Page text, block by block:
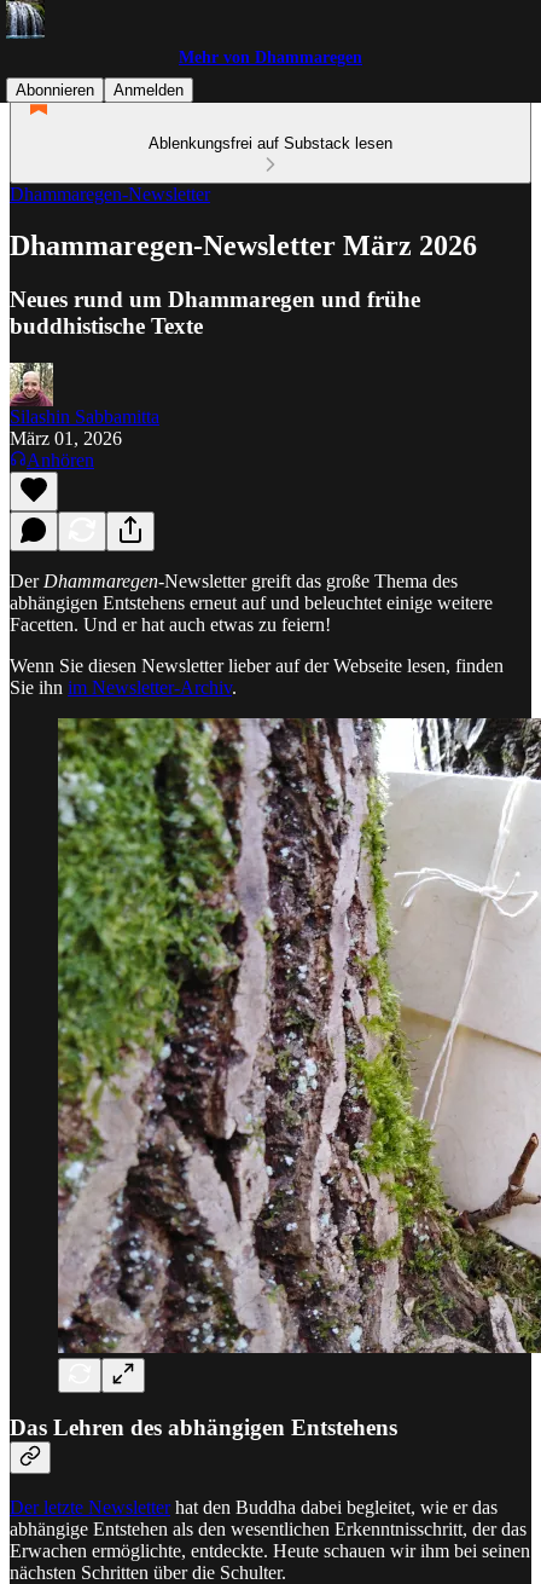
Mehr von Dhammaregen
Abonnieren
Anmelden
Ablenkungsfrei auf Substack lesen
Dhammaregen-Newsletter
Dhammaregen-Newsletter März 2026
Neues rund um Dhammaregen und frühe
buddhistische Texte
Silashin Sabbamitta
März 01, 2026
Anhören
Der Dhammaregen-Newsletter greift das große Thema des
abhängigen Entstehens erneut auf und beleuchtet einige weitere
Facetten. Und er hat auch etwas zu feiern!
Wenn Sie diesen Newsletter lieber auf der Webseite lesen, finden
Sie ihn im Newsletter-Archiv.
Das Lehren des abhängigen Entstehens
Der letzte Newsletterhat den Buddha dabei begleitet, wie er das
abhängige Entstehen als den wesentlichen Erkenntnisschritt, der das
Erwachen ermöglichte, entdeckte. Heute schauen wir ihm bei seinen
nächsten Schritten über die Schulter.